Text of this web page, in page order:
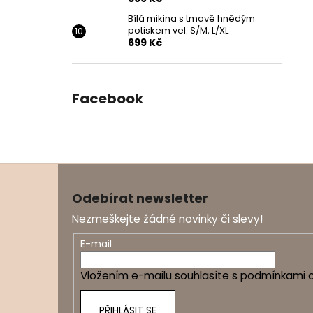
Bílá mikina s tmavě hnědým
potiskem vel. S/M, L/XL
699 Kč
Facebook
Odebírat newsletter
Nezmeškejte žádné novinky či slevy!
E-mail
Vložením e-mailu souhlasíte s podmínkami
PŘIHLÁSIT SE